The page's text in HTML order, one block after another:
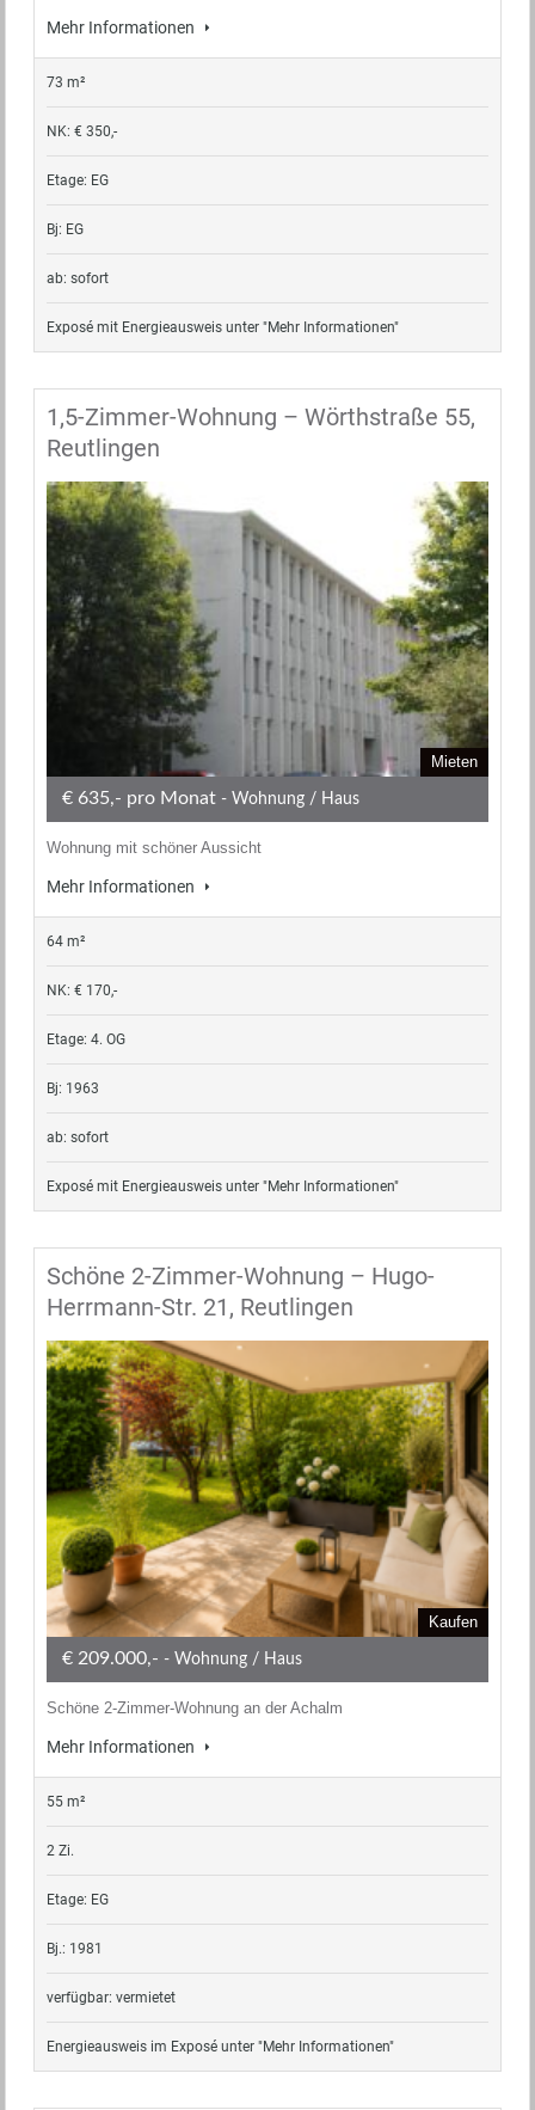
Mehr Informationen
73 m²
NK: € 350,-
Etage: EG
Bj: EG
ab: sofort
Exposé mit Energieausweis unter "Mehr Informationen"
1,5-Zimmer-Wohnung – Wörthstraße 55,
Reutlingen
Mieten
€ 635,- pro Monat - Wohnung / Haus
Wohnung mit schöner Aussicht
Mehr Informationen
64 m²
NK: € 170,-
Etage: 4. OG
Bj: 1963
ab: sofort
Exposé mit Energieausweis unter "Mehr Informationen"
Schöne 2-Zimmer-Wohnung – Hugo-
Herrmann-Str. 21, Reutlingen
Kaufen
€ 209.000,- - Wohnung / Haus
Schöne 2-Zimmer-Wohnung an der Achalm
Mehr Informationen
55 m²
2 Zi.
Etage: EG
Bj.: 1981
verfügbar: vermietet
Energieausweis im Exposé unter "Mehr Informationen"